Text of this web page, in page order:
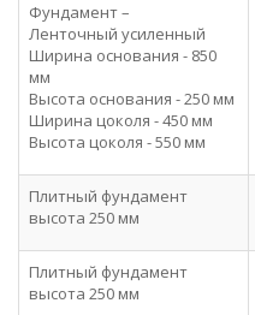
Фундамент –
Ленточный усиленный
Ширина основания - 850
мм
Высота основания - 250 мм
Ширина цоколя - 450 мм
Высота цоколя - 550 мм
Плитный фундамент
высота 250 мм
Плитный фундамент
высота 250 мм